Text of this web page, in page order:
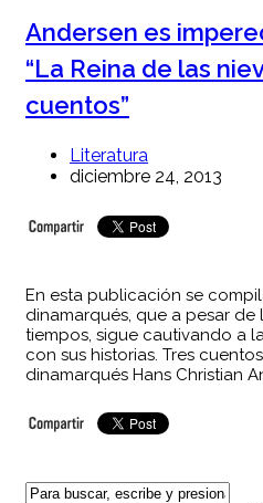
Andersen es
“La Reina de las
cuentos”
Literatura
diciembre 24, 2013
En esta publicación se
dinamarqués, que a pesar
tiempos, sigue cautivando a
con sus historias. Tres
dinamarqués Hans Christian